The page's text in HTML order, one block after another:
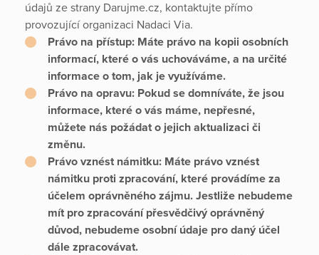
údajů ze strany Darujme.cz, kontaktujte přímo
provozující organizaci Nadaci Via.
Právo na přístup: Máte právo na kopii osobních
informací, které o vás uchováváme, a na určité
informace o tom, jak je využíváme.
Právo na opravu: Pokud se domníváte, že jsou
informace, které o vás máme, nepřesné,
můžete nás požádat o jejich aktualizaci či
změnu.
Právo vznést námitku: Máte právo vznést
námitku proti zpracování, které provádíme za
účelem oprávněného zájmu. Jestliže nebudeme
mít pro zpracování přesvědčivý oprávněný
důvod, nebudeme osobní údaje pro daný účel
dále zpracovávat.